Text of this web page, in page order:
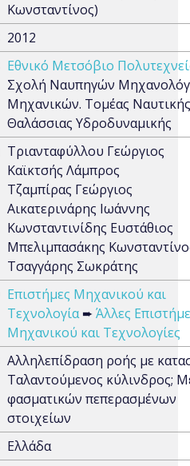
Κωνσταντίνος)
2012
Εθνικό Μετσόβιο
Σχολή Ναυπηγών
Μηχανικών. Τομέας
Θαλάσσιας Υδροδυναμικής
Τριανταφύλλου Γεώργιος
Καϊκτσής Λάμπρος
Τζαμπίρας Γεώργιος
Αικατερινάρης Ιωάννης
Κωνσταντινίδης Ευστάθιος
Μπελιμπασάκης
Τσαγγάρης Σωκράτης
Επιστήμες Μηχανικού και
Τεχνολογία➨ Άλλες
Μηχανικού και Τεχνολογίες
Αλληλεπίδραση ροής με
Ταλαντούμενος κύλινδρος;
φασματικών πεπερασμένων
στοιχείων
Ελλάδα